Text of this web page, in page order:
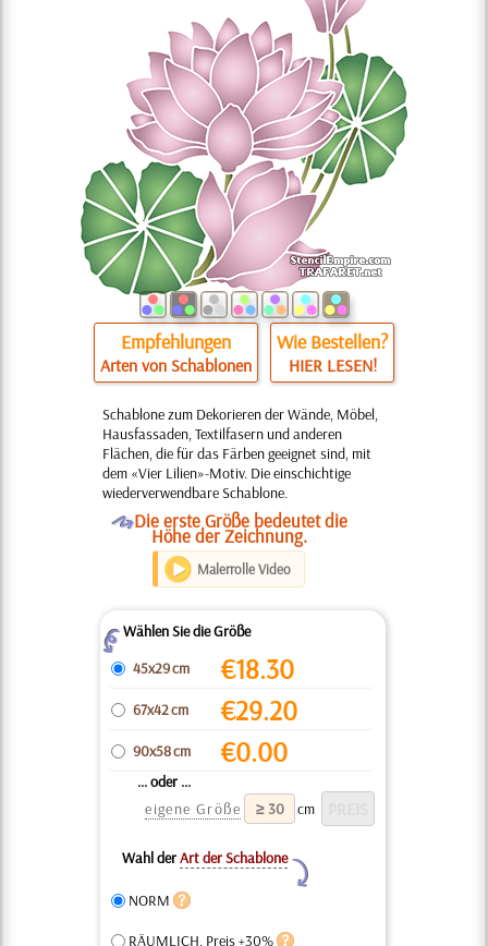
Empfehlungen
Arten von Schablonen
Wie Bestellen?
HIER LESEN!
Schablone zum Dekorieren der Wände, Möbel,
Hausfassaden, Textilfasern und anderen
Flächen, die für das Färben geeignet sind, mit
dem «Vier Lilien»-Motiv. Die einschichtige
wiederverwendbare Schablone.
ODie erste Größe bedeutet die
Höhe der Zeichnung.
Malerrolle Video
ZWählen Sie die Größe
45x29 cm
€18.30
67x42 cm €29.20
90x58 cm €0.00
... oder ...
eigene Größe
cm
Wahl derArt der Schablone
Y
NORM
RÄUMLICH, Preis +30%